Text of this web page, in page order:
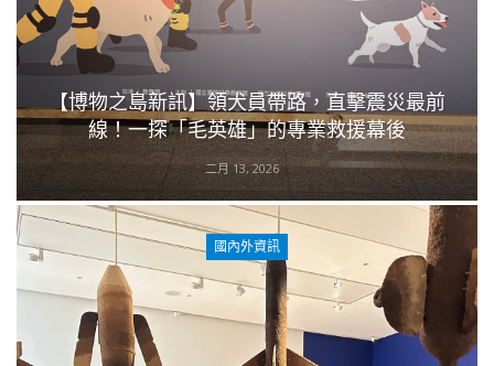
【博物之島新訊】領犬員帶路，直擊震災最前
線！一探「毛英雄」的專業救援幕後
二月 13, 2026
國內外資訊